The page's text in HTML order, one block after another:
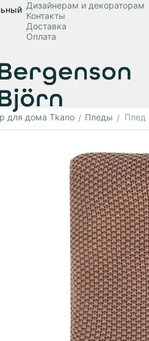
Дизайнерам и декораторам
Контакты
Доставка
Оплата
для дома Tkano / Пледы / Плед